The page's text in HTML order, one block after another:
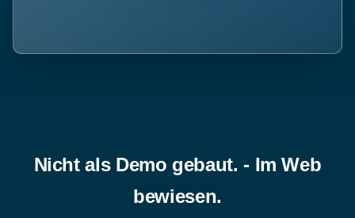
Nicht als Demo gebaut. - Im Web
bewiesen.